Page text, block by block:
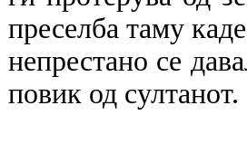
преселба таму
непрестано се
повик од султанот.